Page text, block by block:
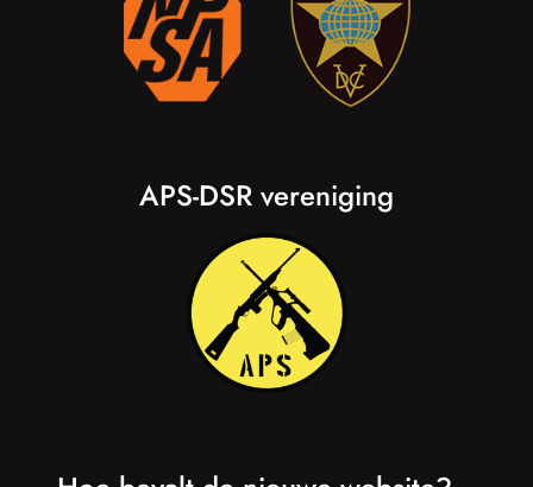
APS-DSR vereniging